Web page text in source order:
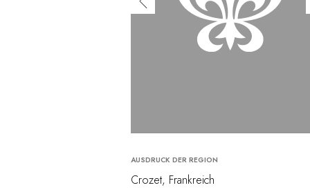
AUSDRUCK DER REGION
Crozet, Frankreich